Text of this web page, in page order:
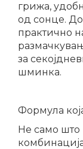
грижа,
од сонце.
практично
за
шминка.
Формула
Не само што